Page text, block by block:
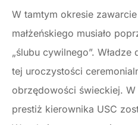
W tamtym okresie
małżeńskiego musiało
„ślubu cywilnego”. Władze
tej uroczystości
obrzędowości świeckiej.
prestiż kierownika USC